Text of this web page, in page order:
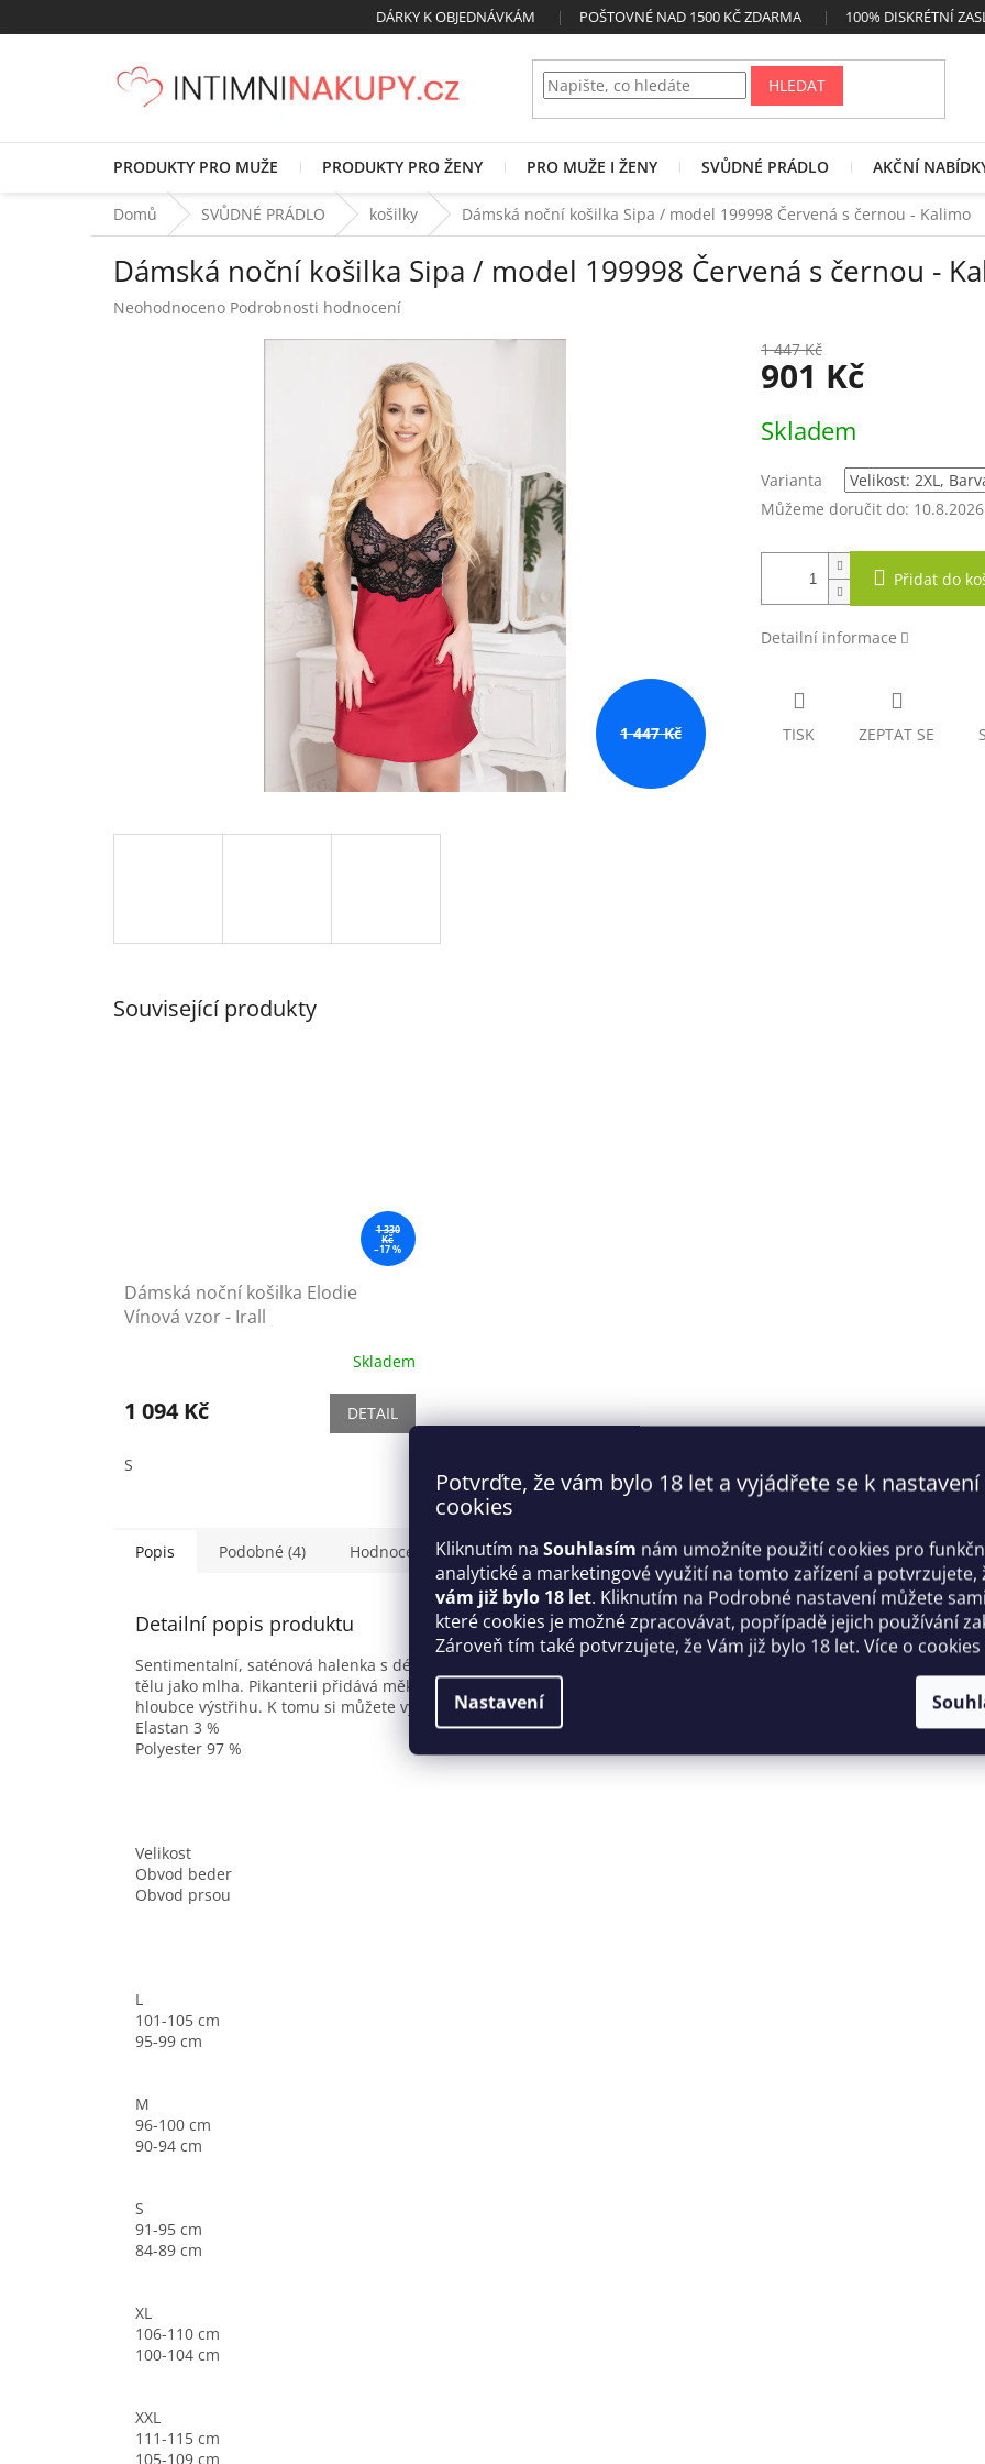
Potvrďte, že vám bylo 18 let a vyjádřete se k nastavení
cookies
Kliknutím na Souhlasím nám umožníte použití cookies pro
analytické a marketingové využití na tomto zařízení a potvrzujete,
vám již bylo 18 let. Kliknutím na Podrobné nastavení můžete
které cookies je možné zpracovávat, popřípadě jejich používání
Zároveň tím také potvrzujete, že Vám již bylo 18 let. Více o cookies
Nastavení
na
DÁRKY K OBJEDNÁVKÁM POŠTOVNÉ NAD 1500 KČ ZDARMA 100% DISKRÉTNÍ
HLEDAT
PRODUKTY PRO MUŽE PRODUKTY PRO ŽENY PRO MUŽE I ŽENY SVŮDNÉ PRÁDLO AKČNÍ
Domů SVŮDNÉ PRÁDLO košilky Dámská noční košilka Sipa / model 199998 Červená s černou - Kalimo
Dámská noční košilka Sipa / model 199998 Červená s černou -
Průměrné
Neohodnoceno Podrobnosti hodnocení
1 447 Kč
1 447 Kč
901 Kč
cena:
Skladem
Varianta
Můžeme doručit do: 10.8.2026
Přidat do
Detailní informace
TISK ZEPTAT SE
Související produkty
1 330
Kč
–17 %
Dámská noční košilka Elodie
Vínová vzor - Irall
Skladem
1 094 Kč DETAIL
S
Popis Podobné (4) Hodnocení
Detailní popis produktu
Sentimentalní, saténová halenka s délkou před koleno si získá srdce i těch nejnáročnějších dam. Jemný, tekutý
tělu jako mlha. Pikanterii přidává měkká, elastická krajka na výstřihu a na zádech, která dokonale kopíruje tvar
hloubce výstřihu. K tomu si můžete vybrat podprsenku Sumi. Necháte se svést? Spodní prádlo je baleno v
Elastan 3 %
Polyester 97 %
Velikost
Obvod beder
Obvod prsou
L
101-105 cm
95-99 cm
M
96-100 cm
90-94 cm
S
91-95 cm
84-89 cm
XL
106-110 cm
100-104 cm
XXL
111-115 cm
105-109 cm